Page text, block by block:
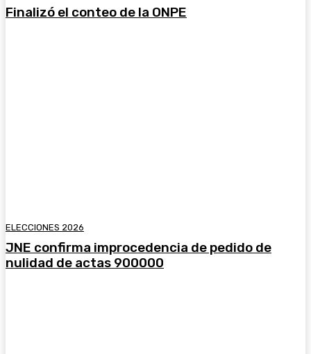
Finalizó el conteo de la ONPE
ELECCIONES 2026
JNE confirma improcedencia de pedido de
nulidad de actas 900000